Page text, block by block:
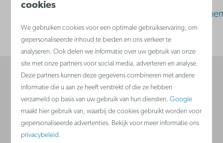
https://www.middelkerke.be/nl/toerisme/
aan-zee
Veilig betalen
cookies
We gebruiken cookies voor een optimale gebruikservaring, om
gepersonaliseerde inhoud te bieden en ons verkeer te
analyseren. Ook delen we informatie over uw gebruik van onze
site met onze partners voor social media, adverteren en analyse.
Deze partners kunnen deze gegevens combineren met andere
informatie die u aan ze heeft verstrekt of die ze hebben
verzameld op basis van uw gebruik van hun diensten.Google
maakt hier gebruik van, waarbij de cookies gebruikt worden voor
gepersonaliseerde advertenties. Bekijk voor meer informatie ons
privacybeleid.